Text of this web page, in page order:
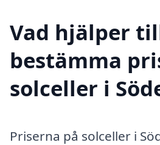
Vad hjälper
bestämma
solceller i
Priserna på solceller i